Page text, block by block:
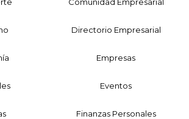
Directorio Empresarial
Empresas
Eventos
Finanzas Personales